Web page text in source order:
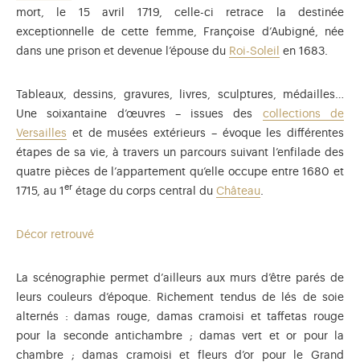
mort, le 15 avril 1719, celle-ci retrace la destinée
exceptionnelle de cette femme, Françoise d’Aubigné, née
dans une prison et devenue l’épouse du Roi-Soleil en 1683.
Tableaux, dessins, gravures, livres, sculptures, médailles…
Une soixantaine d’œuvres – issues des collections de
Versailles et de musées extérieurs – évoque les différentes
étapes de sa vie, à travers un parcours suivant l’enfilade des
quatre pièces de l’appartement qu’elle occupe entre 1680 et
1715, au 1 er étage du corps central du Château
Décor retrouvé
La scénographie permet d’ailleurs aux murs d’être parés de
leurs couleurs d’époque. Richement tendus de lés de soie
alternés : damas rouge, damas cramoisi et taffetas rouge
pour la seconde antichambre ; damas vert et or pour la
chambre ; damas cramoisi et fleurs d’or pour le Grand